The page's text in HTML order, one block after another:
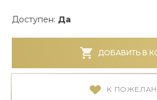
Доступен: Да
ДОБАВИТЬ В
К